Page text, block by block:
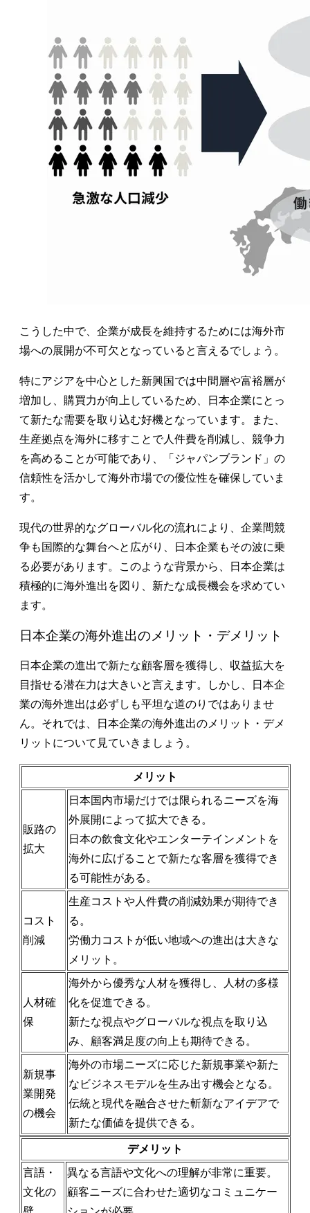
こうした中で、企業が成長を維持するためには海外市
場への展開が不可欠となっていると言えるでしょう。
特にアジアを中心とした新興国では中間層や富裕層が
増加し、購買力が向上しているため、日本企業にとっ
て新たな需要を取り込む好機となっています。また、
生産拠点を海外に移すことで人件費を削減し、競争力
を高めることが可能であり、「ジャパンブランド」の
信頼性を活かして海外市場での優位性を確保していま
す。
現代の世界的なグローバル化の流れにより、企業間競
争も国際的な舞台へと広がり、日本企業もその波に乗
る必要があります。このような背景から、日本企業は
積極的に海外進出を図り、新たな成長機会を求めてい
ます。
日本企業の海外進出のメリット・デメリット
日本企業の進出で新たな顧客層を獲得し、収益拡大を
目指せる潜在力は大きいと言えます。しかし、日本企
業の海外進出は必ずしも平坦な道のりではありませ
ん。それでは、日本企業の海外進出のメリット・デメ
リットについて見ていきましょう。
メリット
販路の
拡大
日本国内市場だけでは限られるニーズを海
外展開によって拡大できる。
日本の飲食文化やエンターテインメントを
海外に広げることで新たな客層を獲得でき
る可能性がある。
コスト
削減
生産コストや人件費の削減効果が期待でき
る。
労働力コストが低い地域への進出は大きな
メリット。
人材確
保
海外から優秀な人材を獲得し、人材の多様
化を促進できる。
新たな視点やグローバルな視点を取り込
み、顧客満足度の向上も期待できる。
新規事
業開発
の機会
海外の市場ニーズに応じた新規事業や新た
なビジネスモデルを生み出す機会となる。
伝統と現代を融合させた斬新なアイデアで
新たな価値を提供できる。
デメリット
言語・
文化の
異なる言語や文化への理解が非常に重要。
顧客ニーズに合わせた適切なコミュニケー